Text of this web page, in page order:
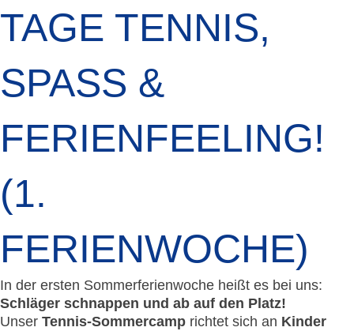
TAGE TENNIS,
SPASS & F
ERIENFEELING! (
1. F
ERIENWOCHE)
In der ersten Sommerferienwoche heißt es bei uns:
Schläger schnappen und ab auf den Platz!
Unser Tennis-Sommercamp richtet sich an Kinder